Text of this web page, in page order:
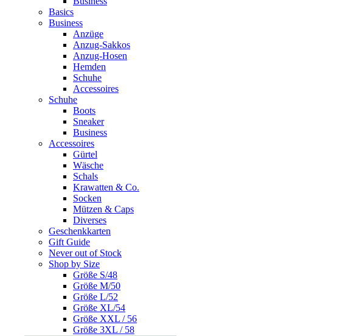
Basics
Business
Anzüge
Anzug-Sakkos
Anzug-Hosen
Hemden
Schuhe
Accessoires
Schuhe
Boots
Sneaker
Business
Accessoires
Gürtel
Wäsche
Schals
Krawatten & Co.
Socken
Mützen & Caps
Diverses
Geschenkkarten
Gift Guide
Never out of Stock
Shop by Size
Größe S/48
Größe M/50
Größe L/52
Größe XL/54
Größe XXL / 56
Größe 3XL / 58